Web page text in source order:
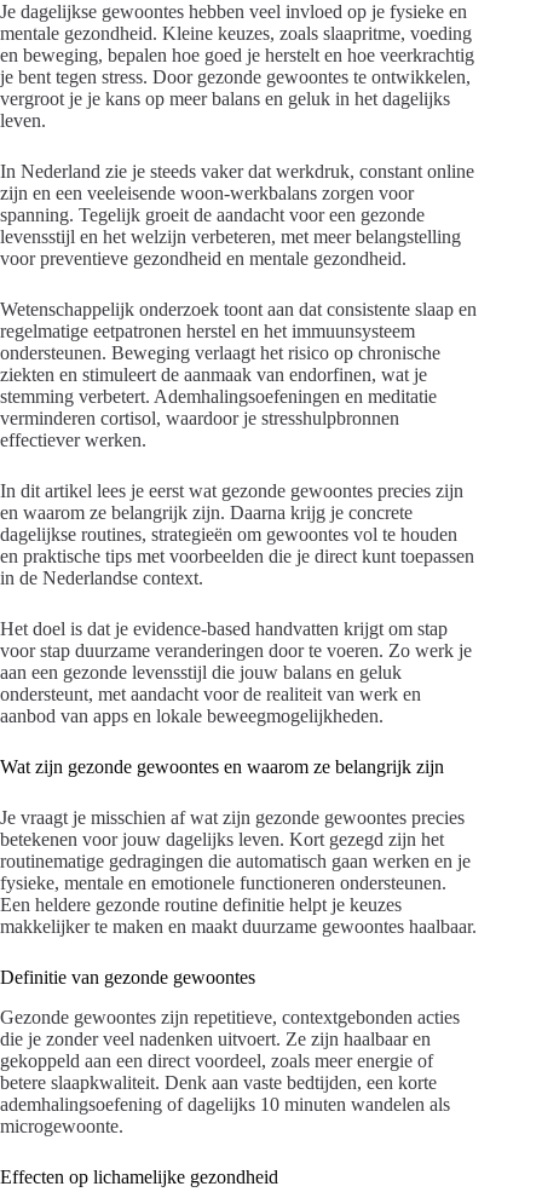
Je dagelijkse gewoontes hebben veel invloed op je fysieke en
mentale gezondheid. Kleine keuzes, zoals slaapritme, voeding
en beweging, bepalen hoe goed je herstelt en hoe veerkrachtig
je bent tegen stress. Door gezonde gewoontes te ontwikkelen,
vergroot je je kans op meer balans en geluk in het dagelijks
leven.
In Nederland zie je steeds vaker dat werkdruk, constant online
zijn en een veeleisende woon-werkbalans zorgen voor
spanning. Tegelijk groeit de aandacht voor een gezonde
levensstijl en het welzijn verbeteren, met meer belangstelling
voor preventieve gezondheid en mentale gezondheid.
Wetenschappelijk onderzoek toont aan dat consistente slaap en
regelmatige eetpatronen herstel en het immuunsysteem
ondersteunen. Beweging verlaagt het risico op chronische
ziekten en stimuleert de aanmaak van endorfinen, wat je
stemming verbetert. Ademhalingsoefeningen en meditatie
verminderen cortisol, waardoor je stresshulpbronnen
effectiever werken.
In dit artikel lees je eerst wat gezonde gewoontes precies zijn
en waarom ze belangrijk zijn. Daarna krijg je concrete
dagelijkse routines, strategieën om gewoontes vol te houden
en praktische tips met voorbeelden die je direct kunt toepassen
in de Nederlandse context.
Het doel is dat je evidence-based handvatten krijgt om stap
voor stap duurzame veranderingen door te voeren. Zo werk je
aan een gezonde levensstijl die jouw balans en geluk
ondersteunt, met aandacht voor de realiteit van werk en
aanbod van apps en lokale beweegmogelijkheden.
Wat zijn gezonde gewoontes en waarom ze belangrijk zijn
Je vraagt je misschien af wat zijn gezonde gewoontes precies
betekenen voor jouw dagelijks leven. Kort gezegd zijn het
routinematige gedragingen die automatisch gaan werken en je
fysieke, mentale en emotionele functioneren ondersteunen.
Een heldere gezonde routine definitie helpt je keuzes
makkelijker te maken en maakt duurzame gewoontes haalbaar.
Definitie van gezonde gewoontes
Gezonde gewoontes zijn repetitieve, contextgebonden acties
die je zonder veel nadenken uitvoert. Ze zijn haalbaar en
gekoppeld aan een direct voordeel, zoals meer energie of
betere slaapkwaliteit. Denk aan vaste bedtijden, een korte
ademhalingsoefening of dagelijks 10 minuten wandelen als
microgewoonte.
Effecten op lichamelijke gezondheid